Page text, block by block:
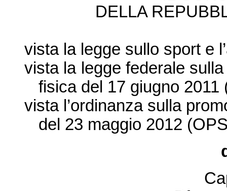
DELLA
vista la legge sullo sport e
vista la legge federale
fisica del 17 giugno 2011
vista l’ordinanza sulla
del 23 maggio 2012